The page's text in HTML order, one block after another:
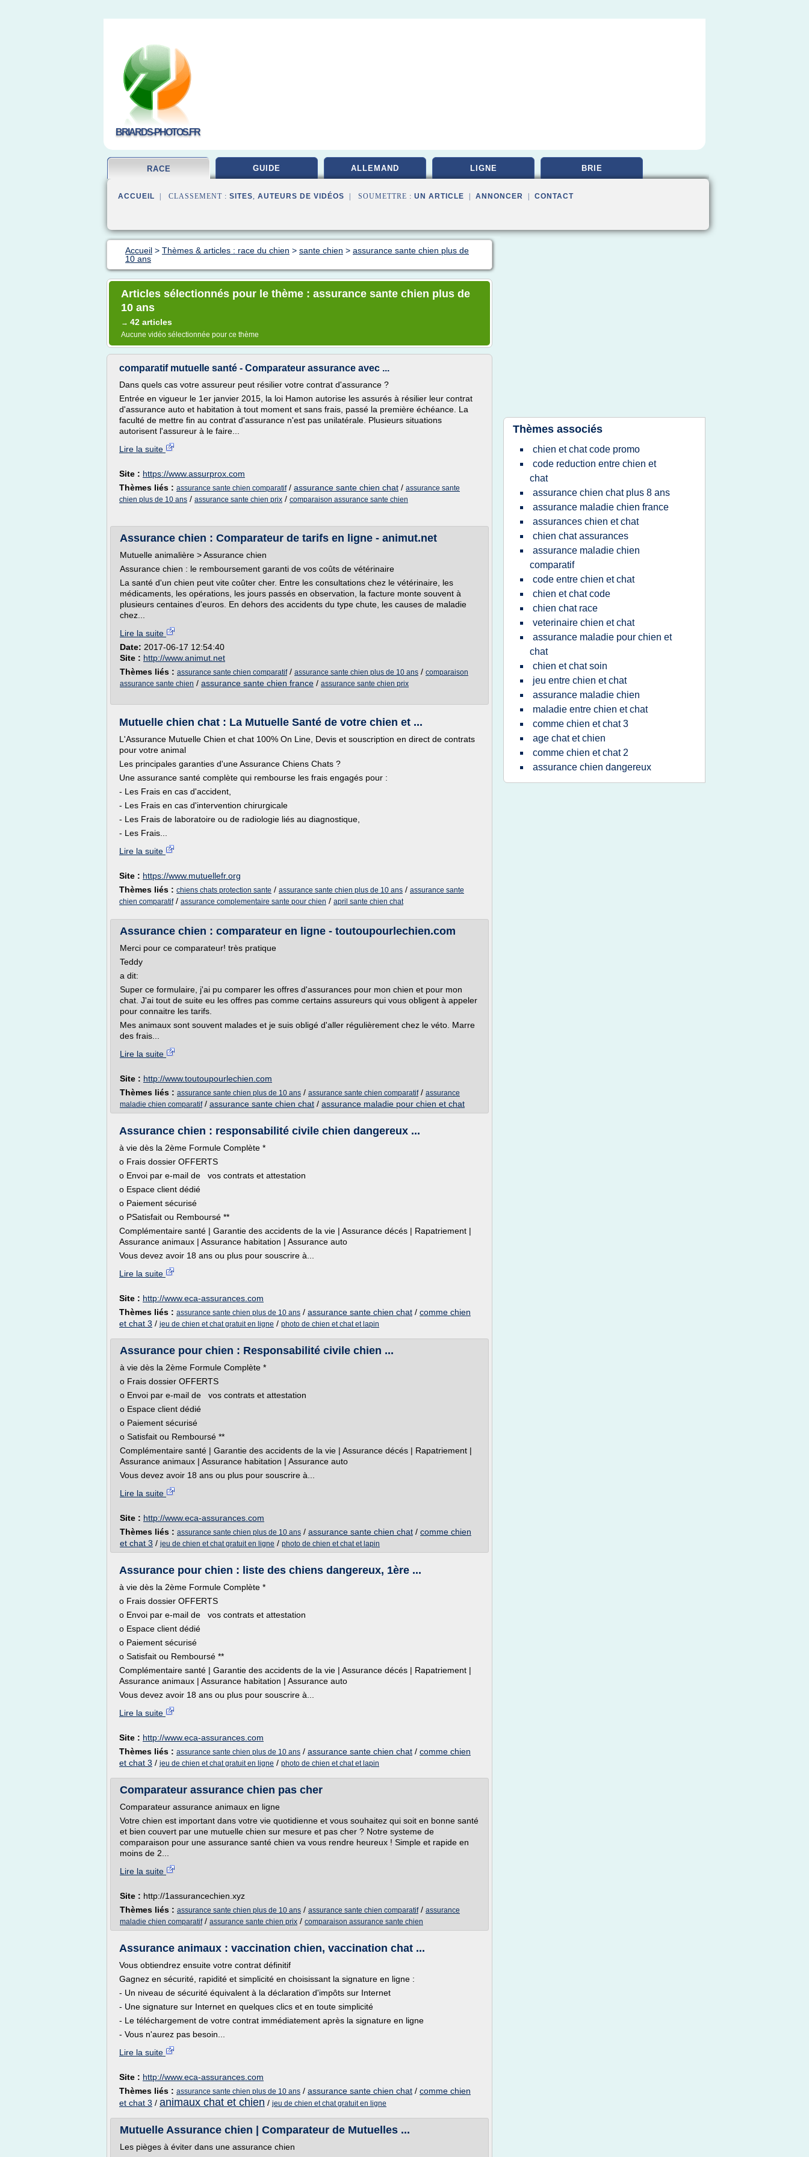
BRIARDS-PHOTOS.FR
RACE GUIDE ALLEMAND LIGNE BRIE
ACCUEIL | CLASSEMENT : SITES, AUTEURS DE VIDÉOS | SOUMETTRE : UN ARTICLE ANNONCER CONTACT
Accueil > Thèmes & articles : race du chien > sante chien > assurance sante chien plus de
10 ans
Articles sélectionnés pour le thème : assurance sante chien plus de
10 ans
→ 42 articles
Aucune vidéo sélectionnée pour ce thème
comparatif mutuelle santé - Comparateur assurance avec ...
Dans quels cas votre assureur peut résilier votre contrat d'assurance ?
Entrée en vigueur le 1er janvier 2015, la loi Hamon autorise les assurés à résilier leur contrat
d'assurance auto et habitation à tout moment et sans frais, passé la première échéance. La
faculté de mettre fin au contrat d'assurance n'est pas unilatérale. Plusieurs situations
autorisent l'assureur à le faire...
Lire la suite
Site : https://www.assurprox.com
Thèmes liés : assurance sante chien comparatif/ assurance sante chien chat / assurance sante
chien plus de 10 ans / assurance sante chien prix / comparaison assurance sante chien
Assurance chien : Comparateur de tarifs en ligne - animut.net
Mutuelle animalière > Assurance chien
Assurance chien : le remboursement garanti de vos coûts de vétérinaire
La santé d'un chien peut vite coûter cher. Entre les consultations chez le vétérinaire, les
médicaments, les opérations, les jours passés en observation, la facture monte souvent à
plusieurs centaines d'euros. En dehors des accidents du type chute, les causes de maladie
chez...
Lire la suite
Date: 2017-06-17 12:54:40
Site : http://www.animut.net
Thèmes liés : assurance sante chien comparatif/ assurance sante chien plus de 10 ans / comparaison
assurance sante chien / assurance sante chien france / assurance sante chien prix
Mutuelle chien chat : La Mutuelle Santé de votre chien et ...
L'Assurance Mutuelle Chien et chat 100% On Line, Devis et souscription en direct de contrats
pour votre animal
Les principales garanties d'une Assurance Chiens Chats ?
Une assurance santé complète qui rembourse les frais engagés pour :
- Les Frais en cas d'accident,
- Les Frais en cas d'intervention chirurgicale
- Les Frais de laboratoire ou de radiologie liés au diagnostique,
- Les Frais...
Lire la suite
Site : https://www.mutuellefr.org
Thèmes liés : chiens chats protection sante / assurance sante chien plus de 10 ans / assurance sante
chien comparatif/ assurance complementaire sante pour chien / april sante chien chat
Assurance chien : comparateur en ligne - toutoupourlechien.com
Merci pour ce comparateur! très pratique
Teddy
a dit:
Super ce formulaire, j'ai pu comparer les offres d'assurances pour mon chien et pour mon
chat. J'ai tout de suite eu les offres pas comme certains assureurs qui vous obligent à appeler
pour connaitre les tarifs.
Mes animaux sont souvent malades et je suis obligé d'aller régulièrement chez le véto. Marre
des frais...
Lire la suite
Site : http://www.toutoupourlechien.com
Thèmes liés : assurance sante chien plus de 10 ans / assurance sante chien comparatif/ assurance
maladie chien comparatif/ assurance sante chien chat / assurance maladie pour chien et chat
Assurance chien : responsabilité civile chien dangereux ...
à vie dès la 2ème Formule Complète *
o Frais dossier OFFERTS
o Envoi par e-mail de vos contrats et attestation
o Espace client dédié
o Paiement sécurisé
o PSatisfait ou Remboursé **
Complémentaire santé | Garantie des accidents de la vie | Assurance décés | Rapatriement |
Assurance animaux | Assurance habitation | Assurance auto
Vous devez avoir 18 ans ou plus pour souscrire à...
Lire la suite
Site : http://www.eca-assurances.com
Thèmes liés : assurance sante chien plus de 10 ans / assurance sante chien chat / comme chien
et chat 3 / jeu de chien et chat gratuit en ligne / photo de chien et chat et lapin
Assurance pour chien : Responsabilité civile chien ...
à vie dès la 2ème Formule Complète *
o Frais dossier OFFERTS
o Envoi par e-mail de vos contrats et attestation
o Espace client dédié
o Paiement sécurisé
o Satisfait ou Remboursé **
Complémentaire santé | Garantie des accidents de la vie | Assurance décés | Rapatriement |
Assurance animaux | Assurance habitation | Assurance auto
Vous devez avoir 18 ans ou plus pour souscrire à...
Lire la suite
Site : http://www.eca-assurances.com
Thèmes liés : assurance sante chien plus de 10 ans / assurance sante chien chat / comme chien
et chat 3 / jeu de chien et chat gratuit en ligne / photo de chien et chat et lapin
Assurance pour chien : liste des chiens dangereux, 1ère ...
à vie dès la 2ème Formule Complète *
o Frais dossier OFFERTS
o Envoi par e-mail de vos contrats et attestation
o Espace client dédié
o Paiement sécurisé
o Satisfait ou Remboursé **
Complémentaire santé | Garantie des accidents de la vie | Assurance décés | Rapatriement |
Assurance animaux | Assurance habitation | Assurance auto
Vous devez avoir 18 ans ou plus pour souscrire à...
Lire la suite
Site : http://www.eca-assurances.com
Thèmes liés : assurance sante chien plus de 10 ans / assurance sante chien chat / comme chien
et chat 3 / jeu de chien et chat gratuit en ligne / photo de chien et chat et lapin
Comparateur assurance chien pas cher
Comparateur assurance animaux en ligne
Votre chien est important dans votre vie quotidienne et vous souhaitez qui soit en bonne santé
et bien couvert par une mutuelle chien sur mesure et pas cher ? Notre systeme de
comparaison pour une assurance santé chien va vous rendre heureux ! Simple et rapide en
moins de 2...
Lire la suite
Site : http://1assurancechien.xyz
Thèmes liés : assurance sante chien plus de 10 ans / assurance sante chien comparatif/ assurance
maladie chien comparatif/ assurance sante chien prix / comparaison assurance sante chien
Assurance animaux : vaccination chien, vaccination chat ...
Vous obtiendrez ensuite votre contrat définitif
Gagnez en sécurité, rapidité et simplicité en choisissant la signature en ligne :
- Un niveau de sécurité équivalent à la déclaration d'impôts sur Internet
- Une signature sur Internet en quelques clics et en toute simplicité
- Le téléchargement de votre contrat immédiatement après la signature en ligne
- Vous n'aurez pas besoin...
Lire la suite
Site : http://www.eca-assurances.com
Thèmes liés : assurance sante chien plus de 10 ans / assurance sante chien chat / comme chien
et chat 3 / animaux chat et chien / jeu de chien et chat gratuit en ligne
Mutuelle Assurance chien | Comparateur de Mutuelles ...
Les pièges à éviter dans une assurance chien
Thèmes associés
chien et chat code promo
code reduction entre chien et
chat
assurance chien chat plus 8 ans
assurance maladie chien france
assurances chien et chat
chien chat assurances
assurance maladie chien
comparatif
code entre chien et chat
chien et chat code
chien chat race
veterinaire chien et chat
assurance maladie pour chien et
chat
chien et chat soin
jeu entre chien et chat
assurance maladie chien
maladie entre chien et chat
comme chien et chat 3
age chat et chien
comme chien et chat 2
assurance chien dangereux